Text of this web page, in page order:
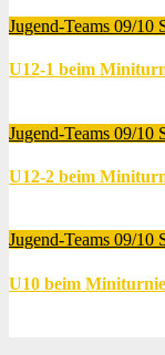
Jugend-Teams 09/10
U12-1 beim
Jugend-Teams 09/10
U12-2 beim
Jugend-Teams 09/10
U10 beim